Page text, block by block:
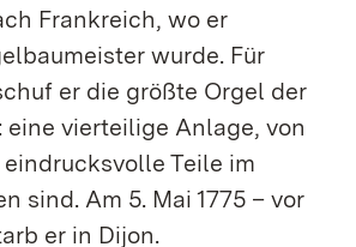
Frankreich, wo er
wurde. Für
er die größte Orgel der
eine vierteilige Anlage, von
Teile im
sind. Am 5. Mai 1775 – vor
er in Dijon.